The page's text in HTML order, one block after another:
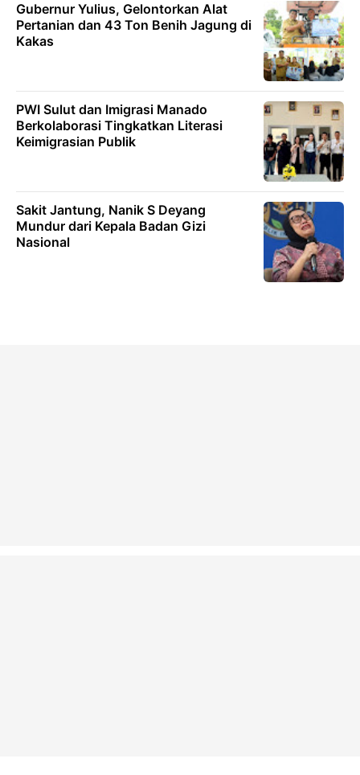
Gubernur Yulius, Gelontorkan Alat
Pertanian dan 43 Ton Benih Jagung di
Kakas
PWI Sulut dan Imigrasi Manado
Berkolaborasi Tingkatkan Literasi
Keimigrasian Publik
Sakit Jantung, Nanik S Deyang
Mundur dari Kepala Badan Gizi
Nasional